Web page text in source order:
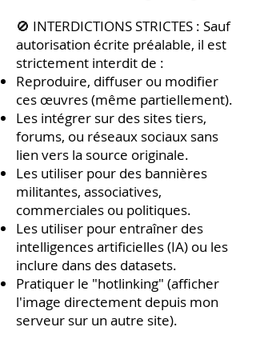
🚫 INTERDICTIONS STRICTES : Sauf
autorisation écrite préalable, il est
strictement interdit de :
Reproduire, diffuser ou modifier
ces œuvres (même partiellement).
Les intégrer sur des sites tiers,
forums, ou réseaux sociaux sans
lien vers la source originale.
Les utiliser pour des bannières
militantes, associatives,
commerciales ou politiques.
Les utiliser pour entraîner des
intelligences artificielles (IA) ou les
inclure dans des datasets.
Pratiquer le "hotlinking" (afficher
l'image directement depuis mon
serveur sur un autre site).